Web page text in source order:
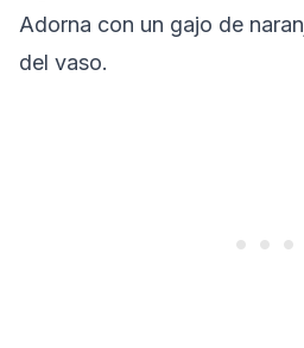
Adorna con un gajo de
del vaso.